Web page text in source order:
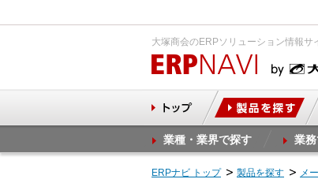
大塚商会のERPソリューション情報サ
業種・業界で探す 業
ERPナビ トップ 製品を探す メ